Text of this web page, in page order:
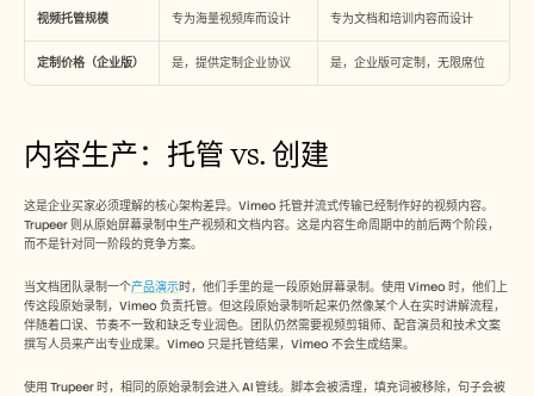
视频托管规模 专为海量视频库而设计 专为文档和培训内容而设计
定制价格（企业版） 是，提供定制企业协议 是，企业版可定制，无限席位
内容生产：托管 vs. 创建
这是企业买家必须理解的核心架构差异。Vimeo 托管并流式传输已经制作好的视频内容。
Trupeer 则从原始屏幕录制中生产视频和文档内容。这是内容生命周期中的前后两个阶段，
而不是针对同一阶段的竞争方案。
当文档团队录制一个产品演示时，他们手里的是一段原始屏幕录制。使用 Vimeo 时，他们上
传这段原始录制，Vimeo 负责托管。但这段原始录制听起来仍然像某个人在实时讲解流程，
伴随着口误、节奏不一致和缺乏专业润色。团队仍然需要视频剪辑师、配音演员和技术文案
撰写人员来产出专业成果。Vimeo 只是托管结果，Vimeo 不会生成结果。
使用 Trupeer 时，相同的原始录制会进入 AI 管线。脚本会被清理，填充词被移除，句子会被